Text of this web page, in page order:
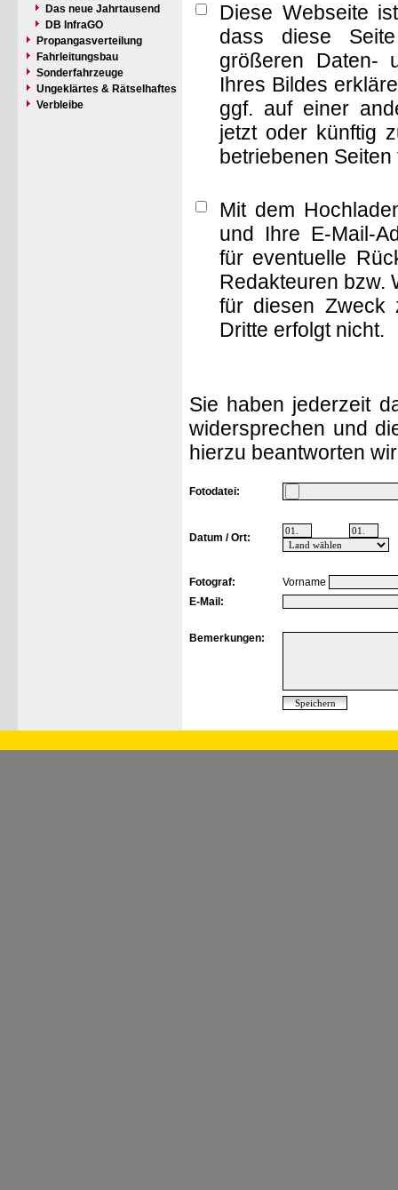
Das neue Jahrtausend
DB InfraGO
Propangasverteilung
Fahrleitungsbau
Sonderfahrzeuge
Ungeklärtes & Rätselhaftes
Verbleibe
Diese Webseite
dass diese
größeren Daten-
Ihres Bildes
ggf. auf einer
jetzt oder künftig
betriebenen
Mit dem
und Ihre E-Mail-
für eventuelle
Redakteuren bzw.
für diesen Zweck
Dritte erfolgt nicht.
Sie haben jederzeit
widersprechen und
hierzu beantworten
Fotodatei:
Datum / Ort:
Fotograf:
Vorname
E-Mail:
Bemerkungen: